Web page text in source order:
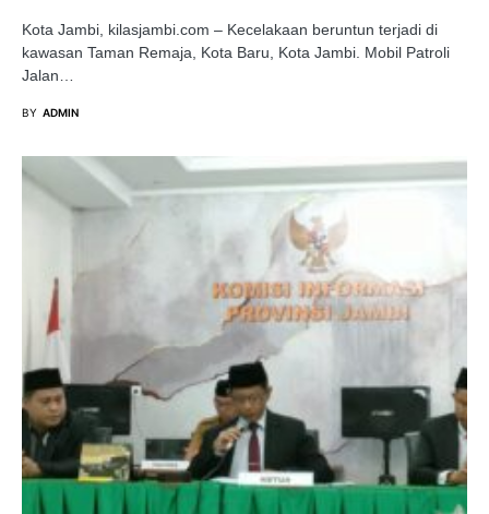
Kota Jambi, kilasjambi.com – Kecelakaan beruntun terjadi di
kawasan Taman Remaja, Kota Baru, Kota Jambi. Mobil Patroli
Jalan…
BY ADMIN